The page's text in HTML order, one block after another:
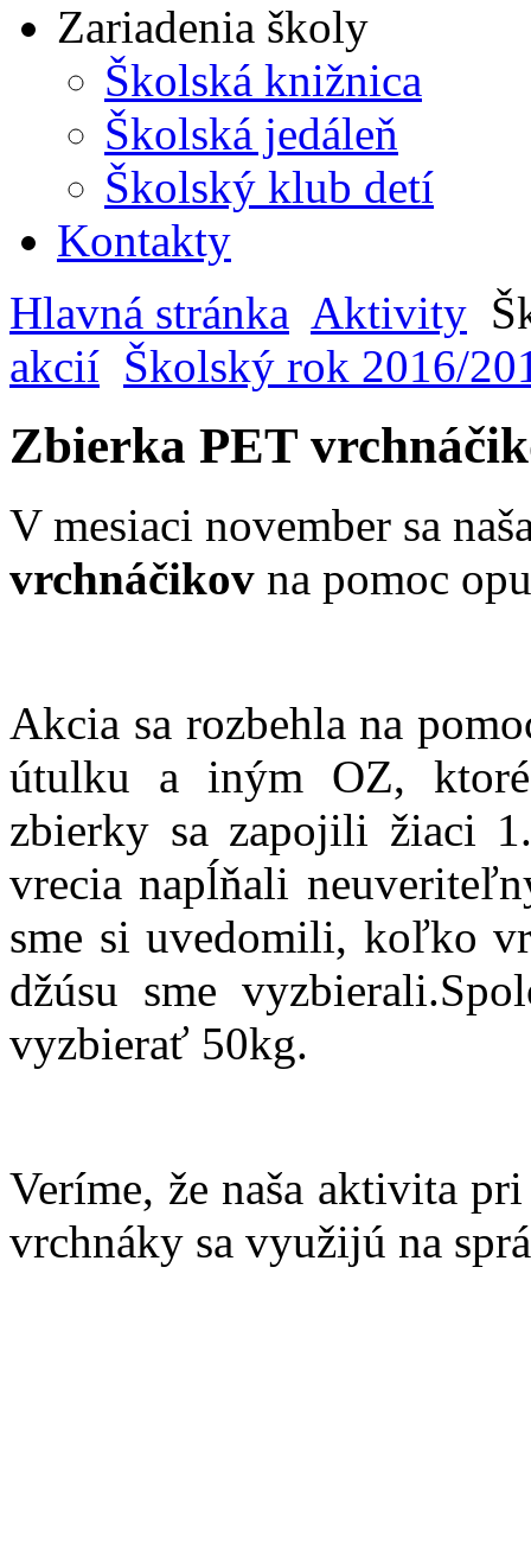
Zariadenia školy
Školská knižnica
Školská jedáleň
Školský klub detí
Kontakty
Hlavná stránka Aktivity
akcií Školský rok 2016/
Zbierka PET
V mesiaci november sa
vrchnáčikov na pomoc
Akcia sa rozbehla na
útulku a iným OZ,
zbierky sa zapojili žiaci
vrecia napĺňali
sme si uvedomili, koľko
džúsu sme
vyzbierať 50kg.
Veríme, že naša aktivita
vrchnáky sa využijú na